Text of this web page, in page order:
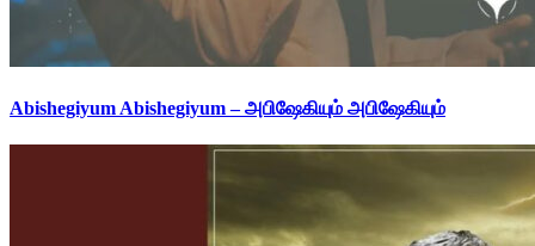
Abishegiyum Abishegiyum – அபிஷேகியும் அபிஷேகியும்